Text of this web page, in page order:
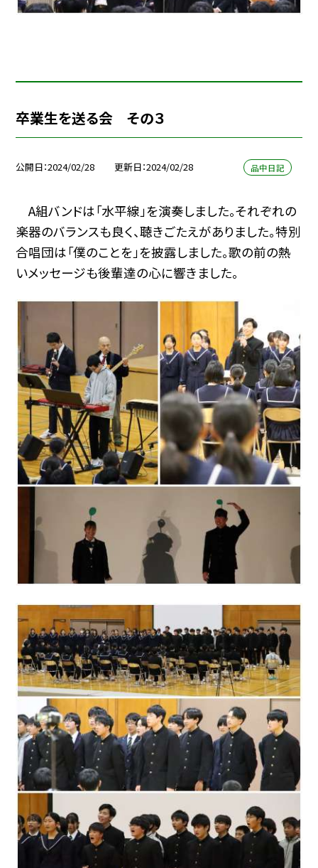
卒業生を送る会 その３
公開日 2024/02/28 更新日 2024/02/28 品中日記
A組バンドは「水平線」を演奏しました。それぞれの
楽器のバランスも良く、聴きごたえがありました。特別
合唱団は「僕のことを」を披露しました。歌の前の熱
いメッセージも後輩達の心に響きました。